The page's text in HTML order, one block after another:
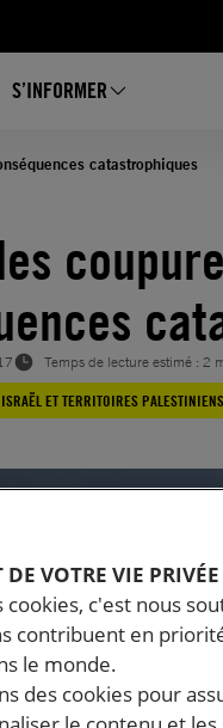
S’INFORMER
catastrophiques
Temps de lecture estimé : 2
ISRAËL ET TERRITOIRES
DE VOTRE VIE
cookies, c'est nous
contribuent en
le monde.
des cookies pour